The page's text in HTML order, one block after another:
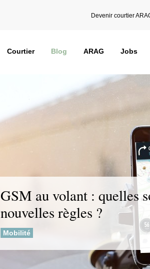
Devenir courtier
Courtier Blog ARAG Jobs
GSM au volant : quelles
nouvelles règles ?
Mobilité